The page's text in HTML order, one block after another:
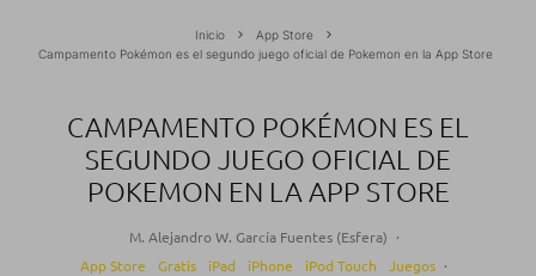
Inicio
App Store
Campamento Pokémon es el segundo juego oficial de Pokemon en la App Store
CAMPAMENTO POKÉMON ES EL
SEGUNDO JUEGO OFICIAL DE
POKEMON EN LA APP STORE
M. Alejandro W. García Fuentes (Esfera) ·
App Store
Gratis iPad iPhone iPod Touch Juegos ·